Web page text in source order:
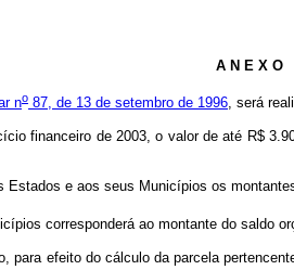
A N E X O
no 87, de 13 de setembro de 1996, será
de 2003, o valor de até R$
e aos seus Municípios os
corresponderá ao montante do saldo
efeito do cálculo da parcela